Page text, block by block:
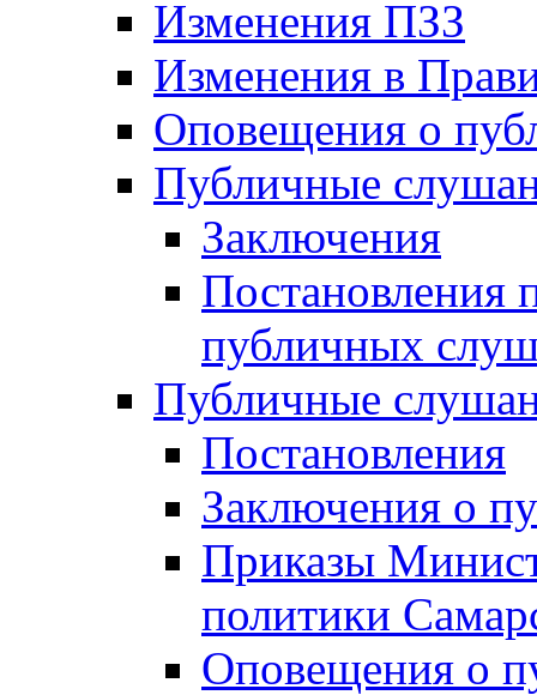
Изменения ПЗЗ
Изменения в
Оповещения о
Публичные
Заключения
Постановления
публичных
Публичные
Постановления
Заключения о
Приказы
политики
Оповещения о